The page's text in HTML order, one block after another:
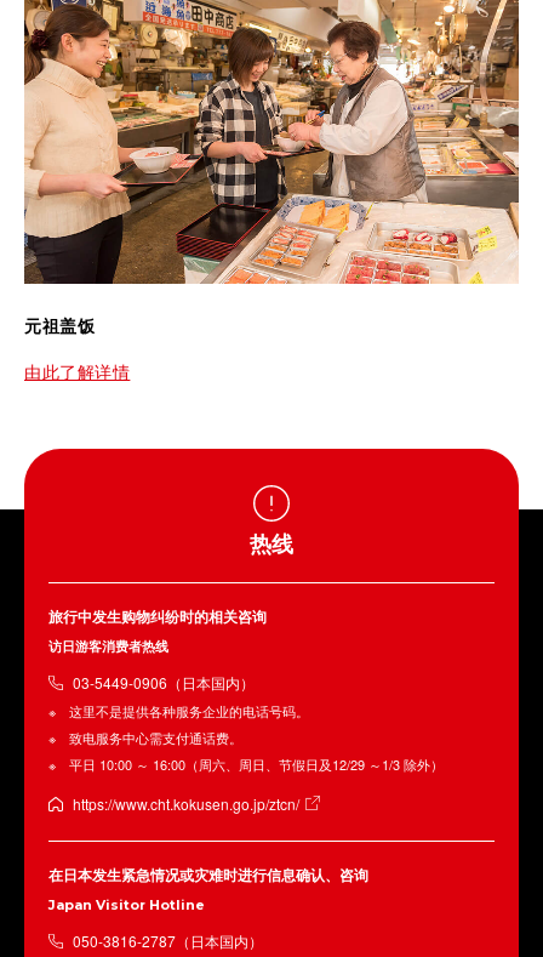
元祖盖饭
由此了解详情
热线
旅行中发生购物纠纷时的相关咨询
访日游客消费者热线
03-5449-0906（日本国内）
这里不是提供各种服务企业的电话号码。
致电服务中心需支付通话费。
平日 10:00 ～ 16:00（周六、周日、节假日及12/29 ～1/3 除外）
https://www.cht.kokusen.go.jp/ztcn/
在日本发生紧急情况或灾难时进行信息确认、咨询
Japan Visitor Hotline
050-3816-2787（日本国内）